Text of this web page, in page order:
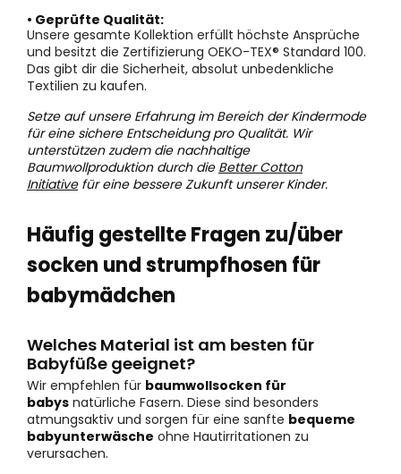
• Geprüfte Qualität:
Unsere gesamte Kollektion erfüllt höchste Ansprüche
und besitzt die Zertifizierung OEKO-TEX® Standard 100.
Das gibt dir die Sicherheit, absolut unbedenkliche
Textilien zu kaufen.
Setze auf unsere Erfahrung im Bereich der Kindermode
für eine sichere Entscheidung pro Qualität. Wir
unterstützen zudem die nachhaltige
Baumwollproduktion durch die Better Cotton
Initiativefür eine bessere Zukunft unserer Kinder.
Häufig gestellte Fragen zu/über
socken und strumpfhosen für
babymädchen
Welches Material ist am besten für
Babyfüße geeignet?
Wir empfehlen für baumwollsocken für
babys natürliche Fasern. Diese sind besonders
atmungsaktiv und sorgen für eine sanfte bequeme
babyunterwäsche ohne Hautirritationen zu
verursachen.